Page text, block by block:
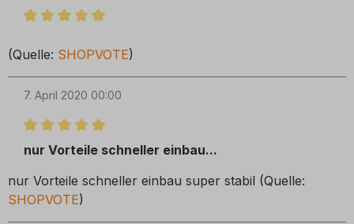
(Quelle: SHOPVOTE)
7. April 2020 00:00
Bewertung mit 5 von 5 Sternen
nur Vorteile schneller einbau...
nur Vorteile schneller einbau super stabil (Quelle:
SHOPVOTE)